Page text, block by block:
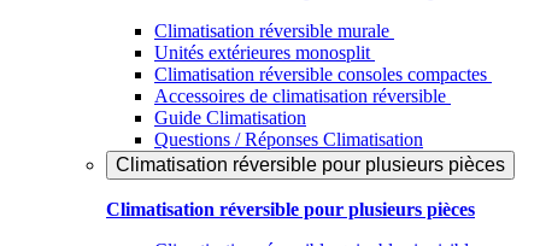
Climatisation réversible murale
Unités extérieures monosplit
Climatisation réversible consoles compactes
Accessoires de climatisation réversible
Guide Climatisation
Questions / Réponses Climatisation
Climatisation réversible pour plusieurs pièces
Climatisation réversible pour plusieurs pièces